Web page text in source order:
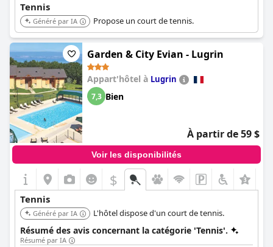
Tennis
Généré par IA Propose un court de tennis.
Garden & City Evian - Lugrin
Appart'hôtel à Lugrin
7,3 Bien
À partir de 59 $
Voir les disponibilités
$
Tennis
Généré par IA L'hôtel dispose d'un court de tennis.
Résumé des avis concernant la catégorie 'Tennis'.
Résumé par IA